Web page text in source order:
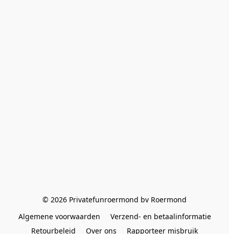
© 2026 Privatefunroermond bv Roermond
Algemene voorwaarden
Verzend- en betaalinformatie
Retourbeleid
Over ons Rapporteer misbruik